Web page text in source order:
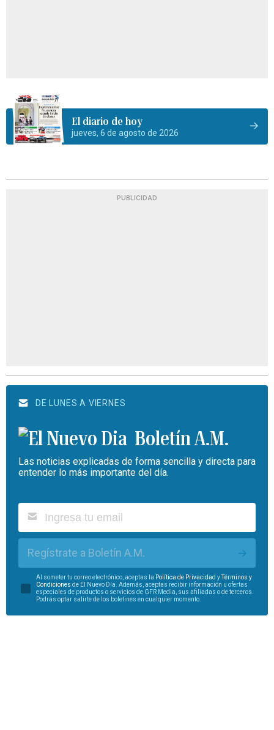
El diario de hoy
jueves, 6 de agosto de 2026
PUBLICIDAD
DE LUNES A VIERNES
Boletín A.M.
Las noticias explicadas de forma sencilla y directa para
entender lo más importante del día.
Regístrate a Boletín A.M.
Al someter tu correo electrónico, aceptas la Política de Privacidad yTérminos y
Condiciones de El Nuevo Día. Además, aceptas recibir información u ofertas
especiales de productos o servicios de GFR Media, sus afiliadas o de terceros.
Podrás optar salirte de los boletines en cualquier momento.